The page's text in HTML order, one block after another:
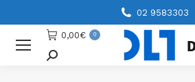
02 9583303
0,00€ 0
Cerca